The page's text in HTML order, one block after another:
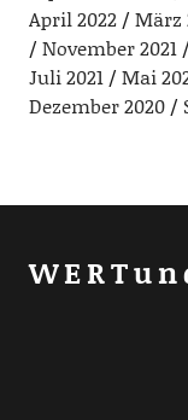
April 2022
März
November 2021
Juli 2021
Mai
Dezember 2020